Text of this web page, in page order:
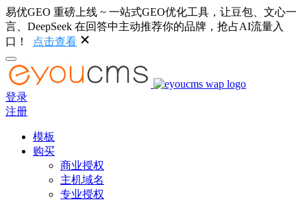
易优GEO 重磅上线 ~ 一站式GEO优化工具，让豆包、文心一
言、DeepSeek 在回答中主动推荐你的品牌，抢占AI流量入
口！
点击查看
登录
注册
模板
购买
商业授权
主机域名
专业授权